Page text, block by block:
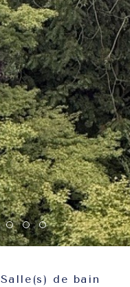
Salle(s) de bain